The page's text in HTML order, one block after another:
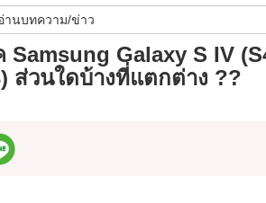
านบทความ/ข่าว
Samsung Galaxy S IV
ส่วนใดบ้างที่แตกต่าง ??